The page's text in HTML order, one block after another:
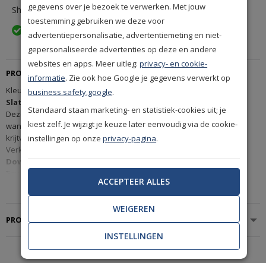
Shops
Exact volgens afspraak en met Track & Trace informatie
PRODUCTBESCHRIJVING
Kleurnummer 101
Slate
Deze muurverf is te gebruiken door het hele huis voor plafonds en
wanden. Painting The Past bevat meer krijt dan de gebruikelijke
krijtverven waardoor een matte en zachte uitstraling ontstaat.
Verkrijgbaar in 2,5 liter blikken.
Download hier de handleiding voor Painting the Past Matt
Emulsions:
Handleiding Painting the Past Matt Emulsions
PRODUCTSPECIFICATIES
gegevens over je bezoek te verwerken. Met jouw
toestemming gebruiken we deze voor
advertentiepersonalisatie, advertentiemeting en niet-
gepersonaliseerde advertenties op deze en andere
websites en apps. Meer uitleg:privacy- en cookie-
informatie. Zie ook hoe Google je gegevens verwerkt op
business.safety.google.
Standaard staan marketing- en statistiek-cookies uit; je
kiest zelf. Je wijzigt je keuze later eenvoudig via de cookie-
instellingen op onzeprivacy-pagina.
ACCEPTEER ALLES
WEIGEREN
INSTELLINGEN